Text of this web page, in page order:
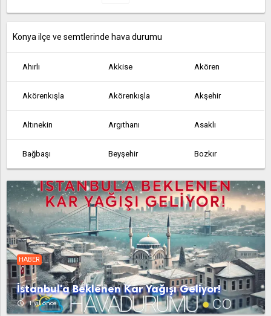
Konya ilçe ve semtlerinde hava durumu
Ahırlı Akkise Akören
Akörenkışla Akörenkışla Akşehir
Altınekin Argıthanı Asaklı
Bağbaşı Beyşehir Bozkır
Çakmak Çeltik Çeşmelisebil
Cihanbeyli Çumra Derbent
Derebucak Dineksaray Doğanbey
Doğanhisar Dokuzatlı Emirgazi
Ereğli Gölören Hadim
HABER
İstanbul'a Beklenen Kar Yağışı Geliyor!
access_time 1 yıl önce